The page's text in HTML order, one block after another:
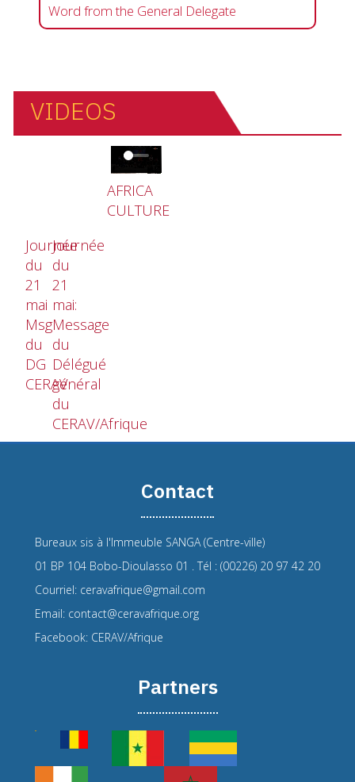
Word from the General Delegate
VIDEOS
Journée
du
21
mai
Msg
du
DG
CERAV
Journée
du
21
mai:
Message
du
Délégué
général
du
CERAV/Afrique
Video file
AFRICA
CULTURE
Contact
Bureaux sis à l'Immeuble SANGA (Centre-ville)
01 BP 104 Bobo-Dioulasso 01 . Tél : (00226) 20 97 42 20
Courriel: ceravafrique@gmail.com
Email: contact@ceravafrique.org
Facebook: CERAV/Afrique
Partners